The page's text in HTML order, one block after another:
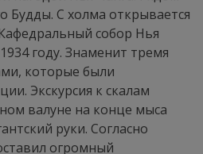
Будды. С холма открывается
собор Нья
году. Знаменит тремя
которые были
Экскурсия к скалам
валуне на конце мыса
руки. Согласно
огромный